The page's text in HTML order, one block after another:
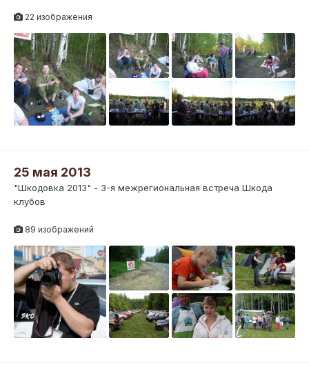
22 изображения
25 мая 2013
"Шкодовка 2013" - 3-я межрегиональная встреча Шкода
клубов
89 изображений